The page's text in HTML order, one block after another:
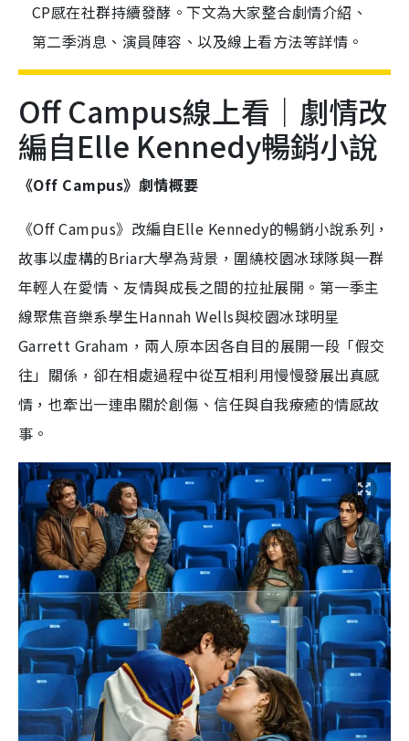
CP感在社群持續發酵。下文為大家整合劇情介紹、
第二季消息、演員陣容、以及線上看方法等詳情。
Off Campus線上看｜劇情改
編自Elle Kennedy暢銷小說
《Off Campus》劇情概要
《Off Campus》改編自Elle Kennedy的暢銷小說系列，
故事以虛構的Briar大學為背景，圍繞校園冰球隊與一群
年輕人在愛情、友情與成長之間的拉扯展開。第一季主
線聚焦音樂系學生Hannah Wells與校園冰球明星
Garrett Graham，兩人原本因各自目的展開一段「假交
往」關係，卻在相處過程中從互相利用慢慢發展出真感
情，也牽出一連串關於創傷、信任與自我療癒的情感故
事。